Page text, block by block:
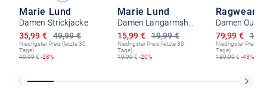
Marie Lund
Damen Strickjacke
49,99 €
Ermäßigter Preis
35,99 €
Niedrigster Preis (letzte 30
Tage):
49,99€ -28%
Marie Lund
19,99 €
Ermäßigter Preis
15,99 €
Niedrigster Preis (letzte 30
Tage):
19,99€ -20%
Ragwear
Ermäßigter
79,99 €
Niedrigster Preis
Tage):
139,99€ -43%